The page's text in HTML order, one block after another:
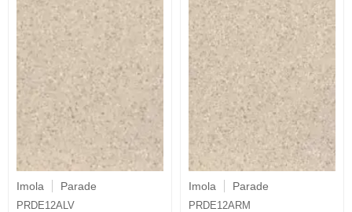
Imola Parade
PRDE12ALV
Imola Parade
PRDE12ARM